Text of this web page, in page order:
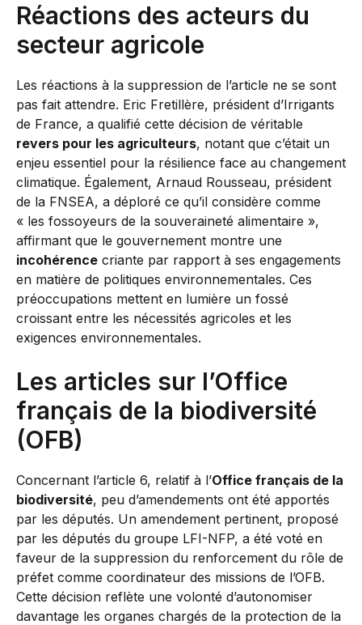
Réactions des acteurs du
secteur agricole
Les réactions à la suppression de l’article ne se sont
pas fait attendre. Eric Fretillère, président d’Irrigants
de France, a qualifié cette décision de véritable
revers pour les agriculteurs, notant que c’était un
enjeu essentiel pour la résilience face au changement
climatique. Également, Arnaud Rousseau, président
de la FNSEA, a déploré ce qu’il considère comme
« les fossoyeurs de la souveraineté alimentaire »,
affirmant que le gouvernement montre une
incohérence criante par rapport à ses engagements
en matière de politiques environnementales. Ces
préoccupations mettent en lumière un fossé
croissant entre les nécessités agricoles et les
exigences environnementales.
Les articles sur l’Office
français de la biodiversité
(OFB)
Concernant l’article 6, relatif à l’Office français de la
biodiversité, peu d’amendements ont été apportés
par les députés. Un amendement pertinent, proposé
par les députés du groupe LFI-NFP, a été voté en
faveur de la suppression du renforcement du rôle de
préfet comme coordinateur des missions de l’OFB.
Cette décision reflète une volonté d’autonomiser
davantage les organes chargés de la protection de la